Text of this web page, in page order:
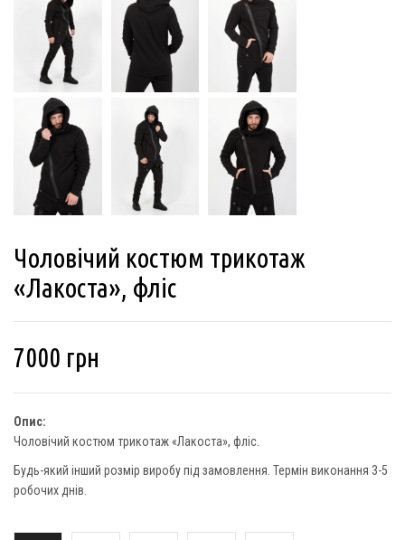
Чоловічий костюм трикотаж
«Лакоста», фліс
7000 грн
Опис:
Чоловічий костюм трикотаж «Лакоста», фліс.
Будь-який інший розмір виробу під замовлення. Термін виконання 3-5
робочих днів.